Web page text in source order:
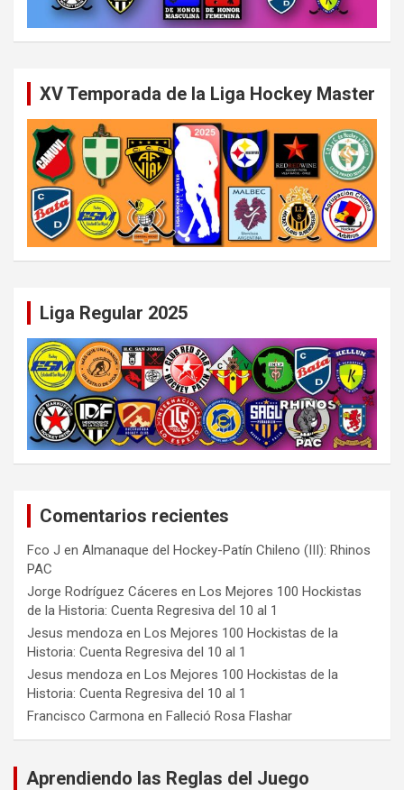
XV Temporada de la Liga Hockey Master
Liga Regular 2025
Comentarios recientes
Fco J en Almanaque del Hockey-Patín Chileno (III): Rhinos
PAC
Jorge Rodríguez Cáceres en Los Mejores 100 Hockistas
de la Historia: Cuenta Regresiva del 10 al 1
Jesus mendoza en Los Mejores 100 Hockistas de la
Historia: Cuenta Regresiva del 10 al 1
Jesus mendoza en Los Mejores 100 Hockistas de la
Historia: Cuenta Regresiva del 10 al 1
Francisco Carmona en Falleció Rosa Flashar
Aprendiendo las Reglas del Juego